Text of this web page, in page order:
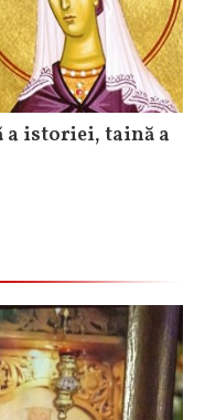
a istoriei, taină a